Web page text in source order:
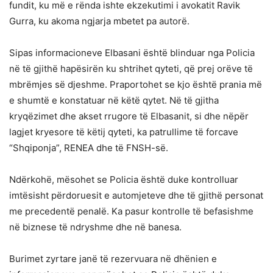
fundit, ku më e rënda ishte ekzekutimi i avokatit Ravik
Gurra, ku akoma ngjarja mbetet pa autorë.
Sipas informacioneve Elbasani është blinduar nga Policia
në të gjithë hapësirën ku shtrihet qyteti, që prej orëve të
mbrëmjes së djeshme. Praportohet se kjo është prania më
e shumtë e konstatuar në këtë qytet. Në të gjitha
kryqëzimet dhe akset rrugore të Elbasanit, si dhe nëpër
lagjet kryesore të këtij qyteti, ka patrullime të forcave
“Shqiponja”, RENEA dhe të FNSH-së.
Ndërkohë, mësohet se Policia është duke kontrolluar
imtësisht përdoruesit e automjeteve dhe të gjithë personat
me precedentë penalë. Ka pasur kontrolle të befasishme
në biznese të ndryshme dhe në banesa.
Burimet zyrtare janë të rezervuara në dhënien e